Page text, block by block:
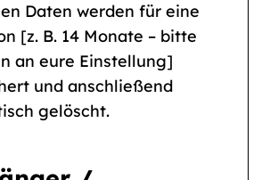
Daten werden für eine
[z. B. 14 Monate – bitte
an eure Einstellung]
und anschließend
gelöscht.